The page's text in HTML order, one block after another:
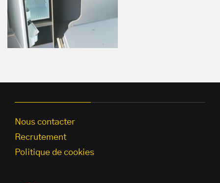
Nous contacter
Recrutement
Politique de cookies